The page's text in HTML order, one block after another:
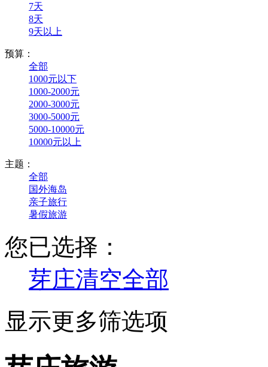
7天
8天
9天以上
预算：
全部
1000元以下
1000-2000元
2000-3000元
3000-5000元
5000-10000元
10000元以上
主题：
全部
国外海岛
亲子旅行
暑假旅游
您已选择：
芽庄清空全部
显示更多筛选项